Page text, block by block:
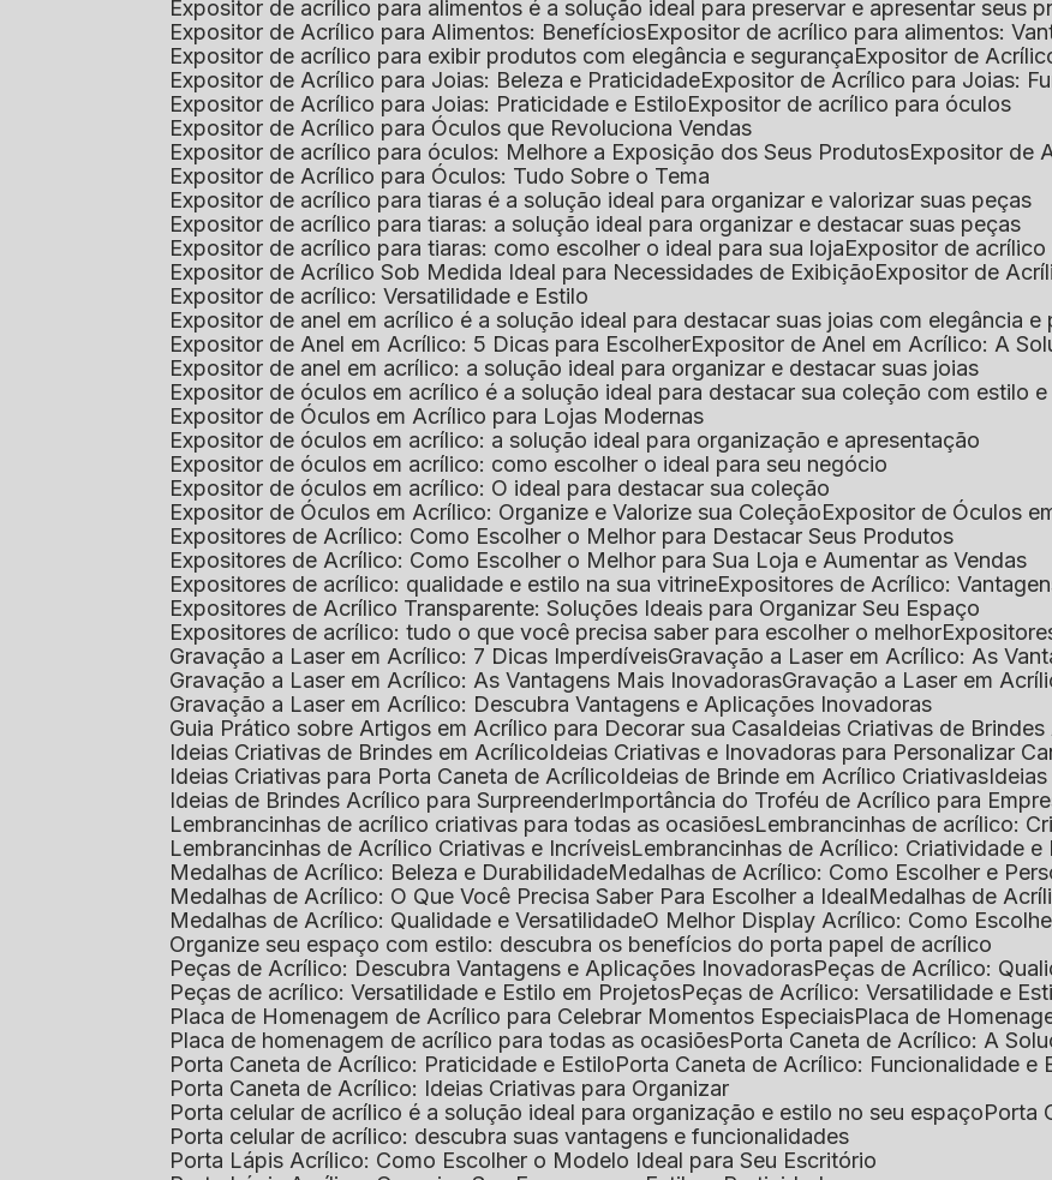
Expositor de acrílico para alimentos é a solução ideal para preservar e apresentar seus
Expositor de Acrílico para Alimentos: Benefícios Expositor de acrílico para alimentos:
Expositor de acrílico para exibir produtos com elegância e segurança Expositor de
Expositor de Acrílico para Joias: Beleza e Praticidade Expositor de Acrílico para Joias:
Expositor de Acrílico para Joias: Praticidade e Estilo Expositor de acrílico para óculos
Expositor de Acrílico para Óculos que Revoluciona Vendas
Expositor de acrílico para óculos: Melhore a Exposição dos Seus Produtos Expositor de
Expositor de Acrílico para Óculos: Tudo Sobre o Tema
Expositor de acrílico para tiaras é a solução ideal para organizar e valorizar suas peças
Expositor de acrílico para tiaras: a solução ideal para organizar e destacar suas peças
Expositor de acrílico para tiaras: como escolher o ideal para sua loja Expositor de
Expositor de Acrílico Sob Medida Ideal para Necessidades de Exibição Expositor de
Expositor de acrílico: Versatilidade e Estilo
Expositor de anel em acrílico é a solução ideal para destacar suas joias com elegância e
Expositor de Anel em Acrílico: 5 Dicas para Escolher Expositor de Anel em Acrílico: A
Expositor de anel em acrílico: a solução ideal para organizar e destacar suas joias
Expositor de óculos em acrílico é a solução ideal para destacar sua coleção com estilo
Expositor de Óculos em Acrílico para Lojas Modernas
Expositor de óculos em acrílico: a solução ideal para organização e apresentação
Expositor de óculos em acrílico: como escolher o ideal para seu negócio
Expositor de óculos em acrílico: O ideal para destacar sua coleção
Expositor de Óculos em Acrílico: Organize e Valorize sua Coleção Expositor de Óculos
Expositores de Acrílico: Como Escolher o Melhor para Destacar Seus Produtos
Expositores de Acrílico: Como Escolher o Melhor para Sua Loja e Aumentar as Vendas
Expositores de acrílico: qualidade e estilo na sua vitrine Expositores de Acrílico:
Expositores de Acrílico Transparente: Soluções Ideais para Organizar Seu Espaço
Expositores de acrílico: tudo o que você precisa saber para escolher o melhor
Gravação a Laser em Acrílico: 7 Dicas Imperdíveis
Gravação a Laser em Acrílico: As
Gravação a Laser em Acrílico: As Vantagens Mais Inovadoras
Gravação a Laser em
Gravação a Laser em Acrílico: Descubra Vantagens e Aplicações Inovadoras
Guia Prático sobre Artigos em Acrílico para Decorar sua Casa Ideias Criativas de
Ideias Criativas de Brindes em Acrílico Ideias Criativas e Inovadoras para Personalizar
Ideias Criativas para Porta Caneta de Acrílico Ideias de Brinde em Acrílico Criativas
Ideias de Brindes Acrílico para Surpreender Importância do Troféu de Acrílico para
Lembrancinhas de acrílico criativas para todas as ocasiões Lembrancinhas de acrílico:
Lembrancinhas de Acrílico Criativas e Incríveis Lembrancinhas de Acrílico: Criatividade
Medalhas de Acrílico: Beleza e Durabilidade
Medalhas de Acrílico: Como Escolher e
Medalhas de Acrílico: O Que Você Precisa Saber Para Escolher a Ideal
Medalhas de
Medalhas de Acrílico: Qualidade e Versatilidade
O Melhor Display Acrílico: Como
Organize seu espaço com estilo: descubra os benefícios do porta papel de acrílico
Peças de Acrílico: Descubra Vantagens e Aplicações Inovadoras
Peças de Acrílico:
Peças de acrílico: Versatilidade e Estilo em Projetos
Peças de Acrílico: Versatilidade e
Placa de Homenagem de Acrílico para Celebrar Momentos Especiais
Placa de
Placa de homenagem de acrílico para todas as ocasiões
Porta Caneta de Acrílico: A
Porta Caneta de Acrílico: Praticidade e Estilo
Porta Caneta de Acrílico: Funcionalidade
Porta Caneta de Acrílico: Ideias Criativas para Organizar
Porta celular de acrílico é a solução ideal para organização e estilo no seu espaço
Porta celular de acrílico: descubra suas vantagens e funcionalidades
Porta Lápis Acrílico: Como Escolher o Modelo Ideal para Seu Escritório